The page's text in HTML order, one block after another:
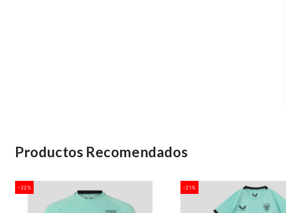
Productos Recomendados
-22% -21%